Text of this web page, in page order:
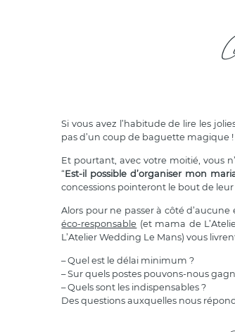
Si vous avez l’habitude de lire les
pas d’un coup de baguette magique !
Et pourtant, avec votre moitié, vous
“Est-il possible d’organiser mon
concessions pointeront le bout de leur
Alors pour ne passer à côté
éco-responsable (et mama de
L’Atelier Wedding Le Mans) vous
– Quel est le délai minimum ?
– Sur quels postes pouvons-nous
– Quels sont les indispensables ?
Des questions auxquelles nous